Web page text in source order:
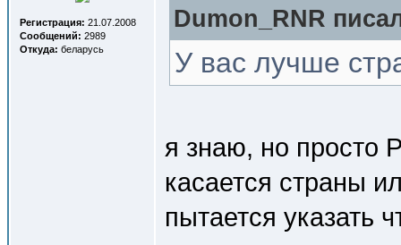
Регистрация: 21.07.2008
Сообщений: 2989
Откуда: беларусь
Dumon_RNR
У вас лучше
я знаю, но просто
касается страны
пытается указать